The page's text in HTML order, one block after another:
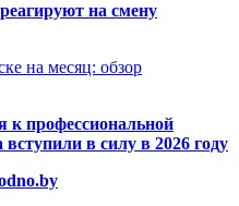
на смену
на месяц: обзор
к профессиональной
в силу в 2026 году